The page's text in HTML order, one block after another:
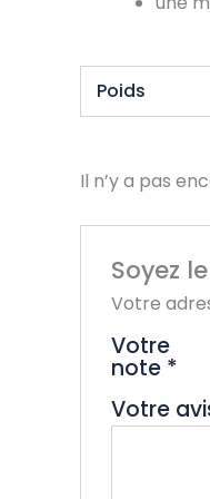
Poids
Il n’y a pas
Soyez
Votre
Votre
note *
Votre